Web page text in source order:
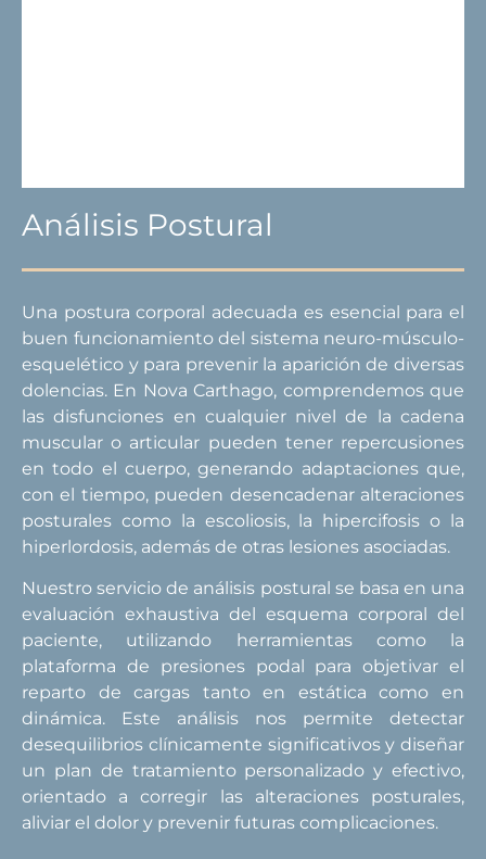
Análisis Postural
Una postura corporal adecuada es esencial para el
buen funcionamiento del sistema neuro-músculo-
esquelético y para prevenir la aparición de diversas
dolencias. En Nova Carthago, comprendemos que
las disfunciones en cualquier nivel de la cadena
muscular o articular pueden tener repercusiones
en todo el cuerpo, generando adaptaciones que,
con el tiempo, pueden desencadenar alteraciones
posturales como la escoliosis, la hipercifosis o la
hiperlordosis, además de otras lesiones asociadas.
Nuestro servicio de análisis postural se basa en una
evaluación exhaustiva del esquema corporal del
paciente, utilizando herramientas como la
plataforma de presiones podal para objetivar el
reparto de cargas tanto en estática como en
dinámica. Este análisis nos permite detectar
desequilibrios clínicamente significativos y diseñar
un plan de tratamiento personalizado y efectivo,
orientado a corregir las alteraciones posturales,
aliviar el dolor y prevenir futuras complicaciones.